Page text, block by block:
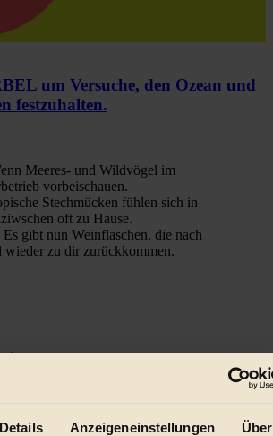
Details Anzeigeneinstellungen
um Versuche, den Ozean und
festzuhalten.
Meeres- und Wildvögel im
vorbeischauen.
Stechmücken fühlen sich in
oft zu Hause.
Es gibt nun Weinflaschen, die nach
wieder zu dir zurückkommen.
übersichtlich aufbereitet vom
E-Mail.